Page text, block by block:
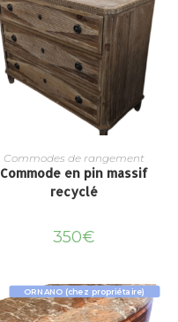
Commodes de rangement
Commode en pin massif
recyclé
350€
ORNANO (chez propriétaire)